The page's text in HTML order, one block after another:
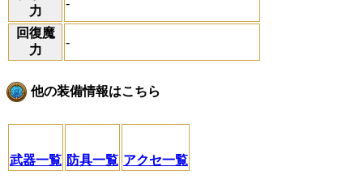
力
-
回復魔
力
-
他の装備情報はこちら
武器一覧 防具一覧 アクセ一覧